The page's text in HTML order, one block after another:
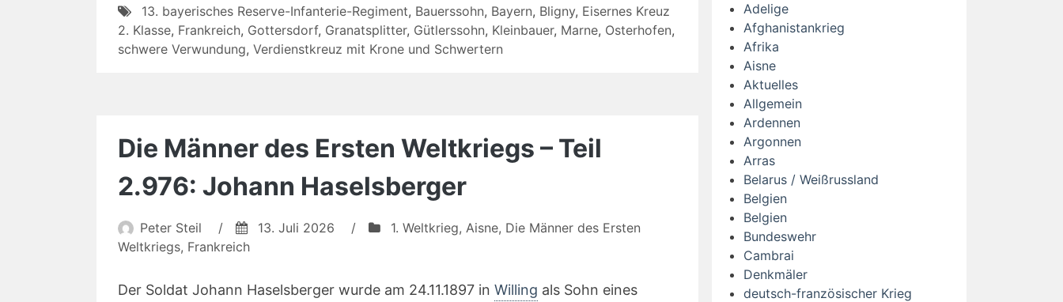
13. bayerisches Reserve-Infanterie-Regiment, Bauerssohn, Bayern, Bligny, Eisernes Kreuz
2. Klasse, Frankreich, Gottersdorf, Granatsplitter, Gütlerssohn, Kleinbauer, Marne, Osterhofen,
schwere Verwundung, Verdienstkreuz mit Krone und Schwertern
Die Männer des Ersten Weltkriegs – Teil
2.976: Johann Haselsberger
Peter Steil / 13. Juli 2026 / 1. Weltkrieg, Aisne, Die Männer des Ersten
Weltkriegs, Frankreich
Der Soldat Johann Haselsberger wurde am 24.11.1897 in Willing als Sohn eines
Adelige
Afghanistankrieg
Afrika
Aisne
Aktuelles
Allgemein
Ardennen
Argonnen
Arras
Belarus / Weißrussland
Belgien
Belgien
Bundeswehr
Cambrai
Denkmäler
deutsch-französischer Krieg